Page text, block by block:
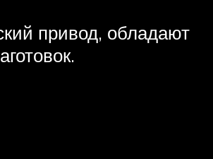
привод, обладают